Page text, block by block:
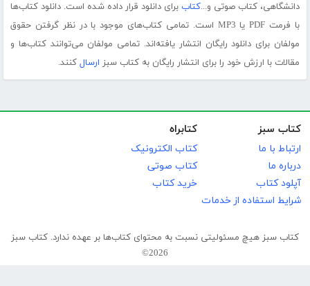
دانشگاهی، کتاب صوتی و...کتاب برای دانلود قرار داده شده است. دانلود کتاب‌ها
با فرمت PDF یا MP3 است. تمامی کتاب‌های موجود با در نظر گرفتن حقوق
مولفان برای دانلود رایگان انتشار یافته‌اند. تمامی مولفان می‌توانند کتاب‌ها و
مقالات با ارزش خود را برای انتشار رایگان به کتاب سبز ارسال کنند.
کتاب سبز
ارتباط با ما
درباره ما
آپلود کتاب
شرایط استفاده از خدمات
کتابراه
کتاب الکترونیک
کتاب صوتی
خرید کتاب
کتاب سبز هیچ مسئولیتی نسبت به محتوای کتاب‌ها بر عهده ندارد. کتاب سبز
2026©